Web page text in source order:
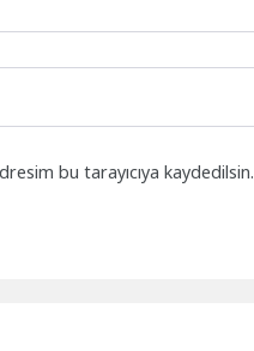
bu tarayıcıya kaydedilsin.